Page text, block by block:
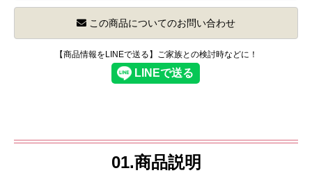
この商品についてのお問い合わせ
【商品情報をLINEで送る】ご家族との検討時などに！
01.商品説明